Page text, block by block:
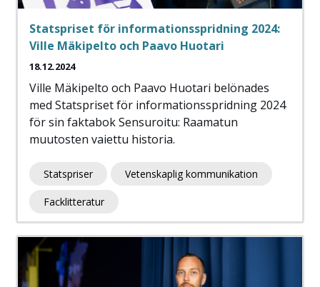
Statspriset för informationsspridning 2024:
Ville Mäkipelto och Paavo Huotari
18.12.2024
Ville Mäkipelto och Paavo Huotari belönades
med Statspriset för informationsspridning 2024
för sin faktabok Sensuroitu: Raamatun
muutosten vaiettu historia.
Statspriser Vetenskaplig kommunikation
Facklitteratur